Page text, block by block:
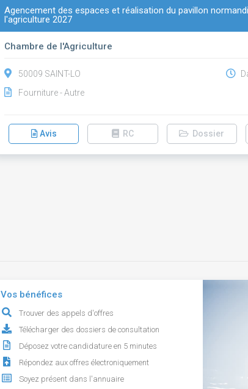
Agencement des espaces et réalisation du pavillon
l'agriculture 2027
Chambre de l'Agriculture
50009 SAINT-LO
Fourniture - Autre
Avis RC Dossier
Vos bénéfices
Trouver des appels d'offres
Télécharger des dossiers de consultation
Déposez votre candidature en 5 minutes
Répondez aux offres électroniquement
Soyez présent dans l'annuaire